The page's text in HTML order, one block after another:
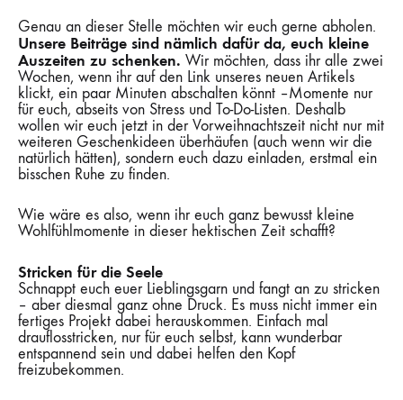
Genau an dieser Stelle möchten wir euch gerne abholen.
Unsere Beiträge sind nämlich dafür da, euch kleine
Auszeiten zu schenken. Wir möchten, dass ihr alle zwei
Wochen, wenn ihr auf den Link unseres neuen Artikels
klickt, ein paar Minuten abschalten könnt –Momente nur
für euch, abseits von Stress und To-Do-Listen. Deshalb
wollen wir euch jetzt in der Vorweihnachtszeit nicht nur mit
weiteren Geschenkideen überhäufen (auch wenn wir die
natürlich hätten), sondern euch dazu einladen, erstmal ein
bisschen Ruhe zu finden.
Wie wäre es also, wenn ihr euch ganz bewusst kleine
Wohlfühlmomente in dieser hektischen Zeit schafft?
Stricken für die Seele
Schnappt euch euer Lieblingsgarn und fangt an zu stricken
– aber diesmal ganz ohne Druck. Es muss nicht immer ein
fertiges Projekt dabei herauskommen. Einfach mal
drauflosstricken, nur für euch selbst, kann wunderbar
entspannend sein und dabei helfen den Kopf
freizubekommen.